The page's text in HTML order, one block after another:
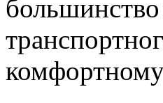
большинство